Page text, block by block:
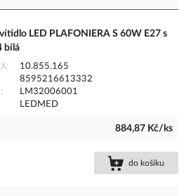
LED PLAFONIERA S 60W E27 s
bílá
10.855.165
8595216613332
LM32006001
LEDMED
884,87 Kč/ks
do košíku